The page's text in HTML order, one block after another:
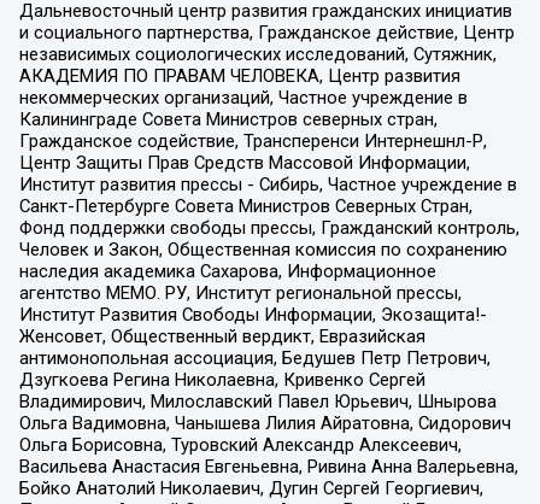
Дальневосточный центр развития гражданских инициатив
и социального партнерства, Гражданское действие, Центр
независимых социологических исследований, Сутяжник,
АКАДЕМИЯ ПО ПРАВАМ ЧЕЛОВЕКА, Центр развития
некоммерческих организаций, Частное учреждение в
Калининграде Совета Министров северных стран,
Гражданское содействие, Трансперенси Интернешнл-Р,
Центр Защиты Прав Средств Массовой Информации,
Институт развития прессы - Сибирь, Частное учреждение в
Санкт-Петербурге Совета Министров Северных Стран,
Фонд поддержки свободы прессы, Гражданский контроль,
Человек и Закон, Общественная комиссия по сохранению
наследия академика Сахарова, Информационное
агентство МЕМО. РУ, Институт региональной прессы,
Институт Развития Свободы Информации, Экозащита!-
Женсовет, Общественный вердикт, Евразийская
антимонопольная ассоциация, Бедушев Петр Петрович,
Дзугкоева Регина Николаевна, Кривенко Сергей
Владимирович, Милославский Павел Юрьевич, Шнырова
Ольга Вадимовна, Чанышева Лилия Айратовна, Сидорович
Ольга Борисовна, Туровский Александр Алексеевич,
Васильева Анастасия Евгеньевна, Ривина Анна Валерьевна,
Бойко Анатолий Николаевич, Дугин Сергей Георгиевич,